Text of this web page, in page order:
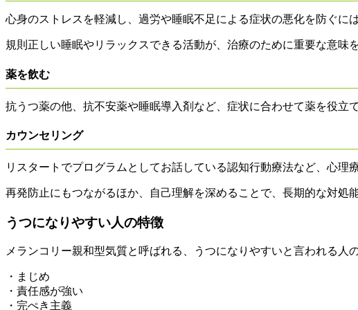
心身のストレスを軽減し、過労や睡眠不足による症状の悪化を防ぐに
規則正しい睡眠やリラックスできる活動が、治療のために重要な意味
薬を飲む
抗うつ薬の他、抗不安薬や睡眠導入剤など、症状に合わせて薬を役立
カウンセリング
リスタートでプログラムとしてお話している認知行動療法など、心
再発防止にもつながるほか、自己理解を深めることで、長期的な対処
うつになりやすい人の特徴
メランコリー親和型気質と呼ばれる、うつになりやすいと言われる人
・まじめ
・責任感が強い
・完ぺき主義